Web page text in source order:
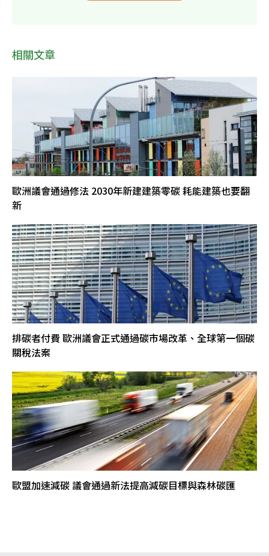
相關文章
歐洲議會通過修法 2030年新建建築零碳 耗能建築也要翻
新
排碳者付費 歐洲議會正式通過碳市場改革、全球第一個碳
關稅法案
歐盟加速減碳 議會通過新法提高減碳目標與森林碳匯